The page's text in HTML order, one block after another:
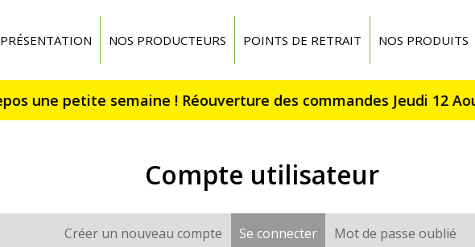
PRÉSENTATION NOS PRODUCTEURS POINTS DE RETRAIT NOS PRODUITS
Compte utilisateur
Créer un nouveau compte Se connecter (onglet actif)
Mot de passe oublié